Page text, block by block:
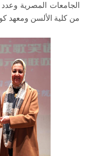
الجامعات المصرية
من كلية الألسن